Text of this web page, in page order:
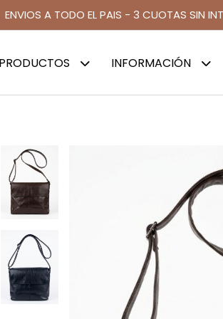
ENVIOS A TODO EL PAIS - 3 CUOTAS SIN
PRODUCTOS INFORMACIÓN